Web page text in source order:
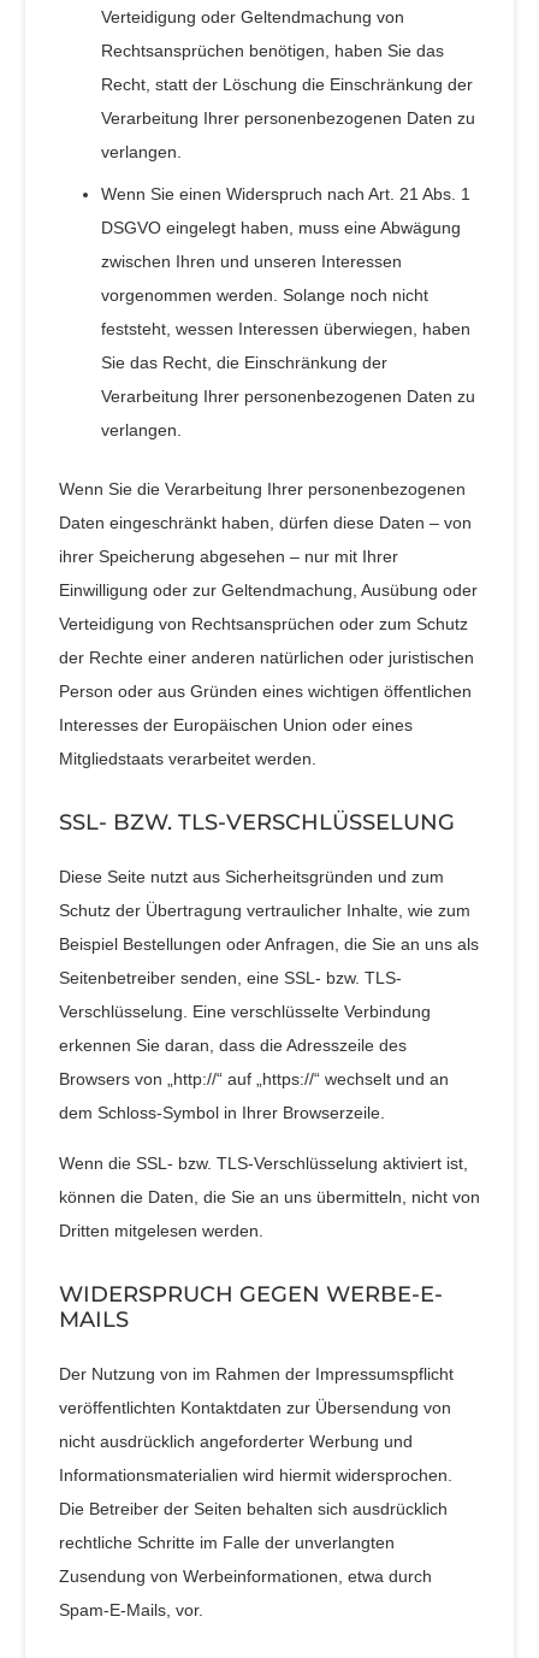
Verteidigung oder Geltendmachung von
Rechtsansprüchen benötigen, haben Sie das
Recht, statt der Löschung die Einschränkung der
Verarbeitung Ihrer personenbezogenen Daten zu
verlangen.
Wenn Sie einen Widerspruch nach Art. 21 Abs. 1
DSGVO eingelegt haben, muss eine Abwägung
zwischen Ihren und unseren Interessen
vorgenommen werden. Solange noch nicht
feststeht, wessen Interessen überwiegen, haben
Sie das Recht, die Einschränkung der
Verarbeitung Ihrer personenbezogenen Daten zu
verlangen.
Wenn Sie die Verarbeitung Ihrer personenbezogenen
Daten eingeschränkt haben, dürfen diese Daten – von
ihrer Speicherung abgesehen – nur mit Ihrer
Einwilligung oder zur Geltendmachung, Ausübung oder
Verteidigung von Rechtsansprüchen oder zum Schutz
der Rechte einer anderen natürlichen oder juristischen
Person oder aus Gründen eines wichtigen öffentlichen
Interesses der Europäischen Union oder eines
Mitgliedstaats verarbeitet werden.
SSL- BZW. TLS-VERSCHLÜSSELUNG
Diese Seite nutzt aus Sicherheitsgründen und zum
Schutz der Übertragung vertraulicher Inhalte, wie zum
Beispiel Bestellungen oder Anfragen, die Sie an uns als
Seitenbetreiber senden, eine SSL- bzw. TLS-
Verschlüsselung. Eine verschlüsselte Verbindung
erkennen Sie daran, dass die Adresszeile des
Browsers von „http://“ auf „https://“ wechselt und an
dem Schloss-Symbol in Ihrer Browserzeile.
Wenn die SSL- bzw. TLS-Verschlüsselung aktiviert ist,
können die Daten, die Sie an uns übermitteln, nicht von
Dritten mitgelesen werden.
WIDERSPRUCH GEGEN WERBE-E-
MAILS
Der Nutzung von im Rahmen der Impressumspflicht
veröffentlichten Kontaktdaten zur Übersendung von
nicht ausdrücklich angeforderter Werbung und
Informationsmaterialien wird hiermit widersprochen.
Die Betreiber der Seiten behalten sich ausdrücklich
rechtliche Schritte im Falle der unverlangten
Zusendung von Werbeinformationen, etwa durch
Spam-E-Mails, vor.